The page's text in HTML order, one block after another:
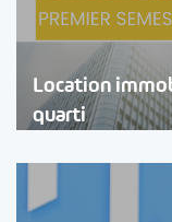
Location
quarti